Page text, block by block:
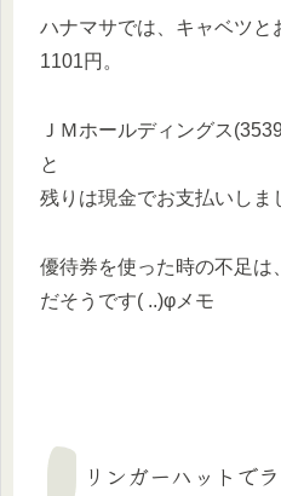
ハナマサでは、キャベツと
1101円。
ＪＭホールディングス
と
残りは現金でお支払いしま
優待券を使った時の不足は
だそうです( ..)φメモ
リンガーハットで